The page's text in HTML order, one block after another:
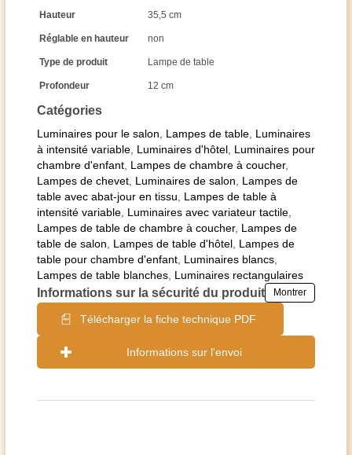
Catégories
Luminaires pour le salon Lampes de table Luminaires
à intensité variable Luminaires d'hôtel Luminaires pour
chambre d'enfant Lampes de chambre à coucher,
Lampes de chevet Luminaires de salon
Lampes de
table avec abat-jour en tissu
Lampes de table à
intensité variable Luminaires avec variateur tactile
Lampes de table de chambre à coucher, Lampes de
table de salon
Lampes de table d'hôtel Lampes de
table pour chambre d'enfant Luminaires blancs
Lampes de table blanches Luminaires rectangulaires
Informations sur la sécurité du produit Montrer
Télécharger la fiche technique PDF
Informations sur l'envoi
Hauteur 35,5 cm
Réglable en hauteur non
Type de produit Lampe de table
Profondeur 12 cm